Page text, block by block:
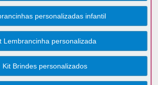
personalizadas infantil
Lembrancinha personalizada
Kit Brindes personalizados